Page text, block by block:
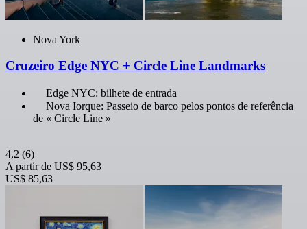
Nova York
Cruzeiro Edge NYC + Circle Line Landmarks
Edge NYC: bilhete de entrada
Nova Iorque: Passeio de barco pelos pontos de referência
de « Circle Line »
4,2 (6)
A partir de US$ 95,63
US$ 85,63